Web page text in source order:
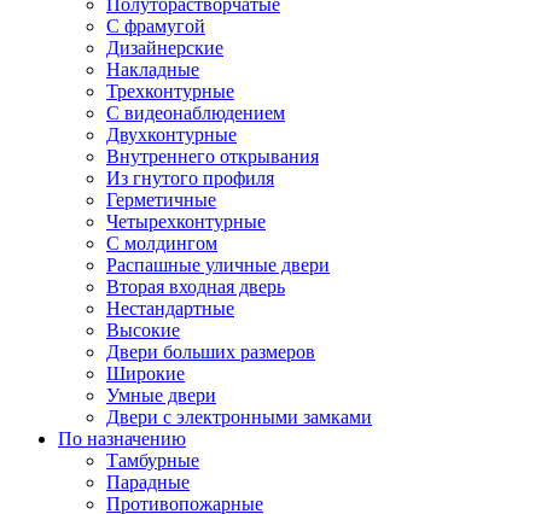
Полуторастворчатые
С фрамугой
Дизайнерские
Накладные
Трехконтурные
С видеонаблюдением
Двухконтурные
Внутреннего открывания
Из гнутого профиля
Герметичные
Четырехконтурные
С молдингом
Распашные уличные двери
Вторая входная дверь
Нестандартные
Высокие
Двери больших размеров
Широкие
Умные двери
Двери с электронными замками
По назначению
Тамбурные
Парадные
Противопожарные